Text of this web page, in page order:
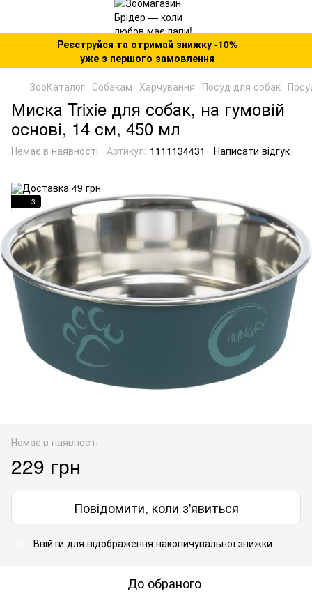
Реєструйся та отримай знижку -10%
уже з першого замовлення
ЗооКаталог Собакам Харчування Посуд для собак
Миска Trixie для собак, на гумовій
основі, 14 см, 450 мл
Немає в наявності Артикул: 1111134431 Написати відгук
3
Немає в наявності
229 грн
Повідомити, коли з'явиться
Ввійти для відображення накопичувальної знижки
До обраного